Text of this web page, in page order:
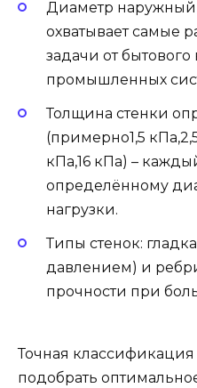
Диаметр наружный
охватывает самые
задачи от
промышленных
Толщина стенки
(примерно1,5
кПа,16 кПа) –
определённому
нагрузки.
Типы стенок:
давлением) и
прочности при
Точная
подобрать